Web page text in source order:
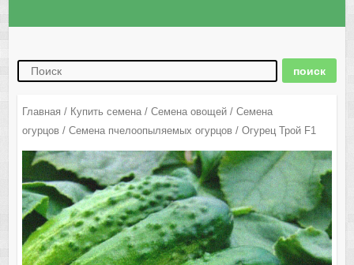
Главная / Купить семена/ Семена овощей/ Семена
огурцов/ Семена пчелоопыляемых огурцов/ Огурец Трой F1